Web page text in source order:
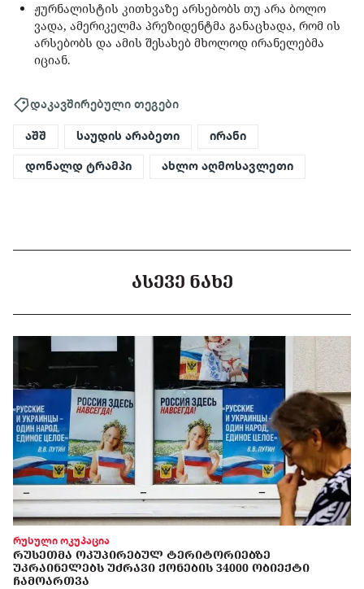
ჟურნალისტის კითხვაზე არსებობს თუ არა ბოლო
ვადა, ამერიკელმა პრეზიდენტმა განაცხადა, რომ ის
არსებობს და ამის შესახებ მხოლოდ ირანელებმა
იციან.
დაკავშირებული თეგები
აშშ საუდის არაბეთი ირანი
დონალდ ტრამპი ახლო აღმოსავლეთი
ᲐᲡᲔᲕᲔ ᲜᲐᲮᲔ
რუსული ოკუპაცია
ᲠᲣᲡᲔᲗᲛᲐ ᲝᲙᲣᲞᲘᲠᲔᲑᲣᲚ ᲢᲔᲠᲘᲢᲝᲠᲘᲔᲑᲖᲔ
ᲣᲙᲠᲐᲘᲜᲔᲚᲔᲑᲡ ᲣᲫᲠᲐᲕᲘ ᲥᲝᲜᲔᲑᲘᲡ 34000 ᲝᲑᲘᲔᲥᲢᲘ
ᲩᲐᲛᲝᲐᲠᲗᲕᲐ